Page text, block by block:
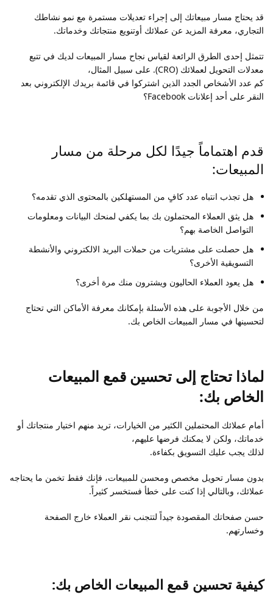
قد يحتاج مسار مبيعاتك إلى إجراء تعديلات مستمرة مع نمو نشاطك
التجاري، معرفة المزيد عن عملائك أوتنويع منتجاتك وخدماتك.
تتمثل إحدى الطرق الرائعة لقياس نجاح مسار المبيعات لديك في تتبع
معدلات التحويل لعملائك (CRO). على سبيل المثال،
كم عدد الأشخاص الجدد الذين اشتركوا في قائمة بريدك الإلكتروني بعد
النقر على أحد إعلانات Facebook؟
قدم اهتماماً جيدًا لكل مرحلة من مسار
المبيعات:
هل تجذب انتباه عدد كافٍ من المستهلكين بالمحتوى الذي تقدمه؟
هل يثق العملاء المحتملون بك بما يكفي لمنحك البيانات ومعلومات
التواصل الخاصة بهم؟
هل حصلت على مشتريات من حملات البريد الالكتروني والأنشطة
التسويقية الأخرى؟
هل يعود العملاء الحاليون ويشترون منك مرة أخرى؟
من خلال الأجوبة على هذه الأسئلة بإمكانك معرفة الأماكن التي تحتاج
لتحسينها في مسار المبيعات الخاص بك.
لماذا تحتاج إلى تحسين قمع المبيعات
الخاص بك:
أمام عملائك المحتملين الكثير من الخيارات، تريد منهم اختيار منتجاتك أو
خدماتك، ولكن لا يمكنك فرضها عليهم،
لذلك يجب عليك التسويق بكفاءة.
بدون مسار تحويل مخصص ومحسن للمبيعات، فإنك فقط تخمن ما يحتاجه
عملائك، وبالتالي إذا كنت على خطأ فستخسر كثيراً.
حسن صفحاتك المقصودة جيداً لتتجنب نقر العملاء خارج الصفحة
وخسارتهم.
كيفية تحسين قمع المبيعات الخاص بك: